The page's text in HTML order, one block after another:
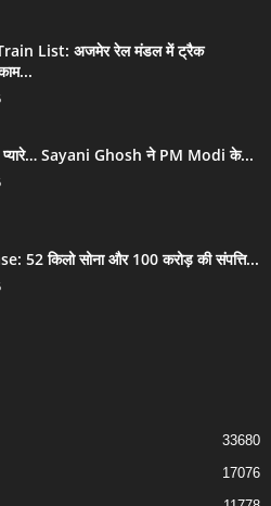
List: अजमेर रेल मंडल में ट्रैक
प्यारे… Sayani Ghosh ने PM Modi के...
52 किलो सोना और 100 करोड़ की संपत्ति...
33680
17076